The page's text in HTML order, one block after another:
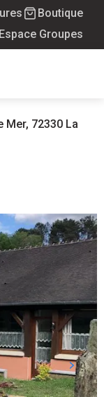
Boutique
Espace Groupes
mer
BRAS DE
Mer, 72330 La